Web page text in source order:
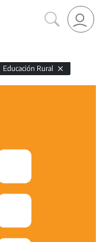
Educación Rural